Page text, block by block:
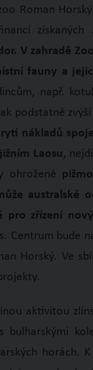
Roman
získaných
V zahradě
fauny a
např.
podstatně
nákladů
Laosu ,
ohrožené
australské
pro zřízení
Centrum bude
Horský. Ve
aktivitou
bulharskými
horách.